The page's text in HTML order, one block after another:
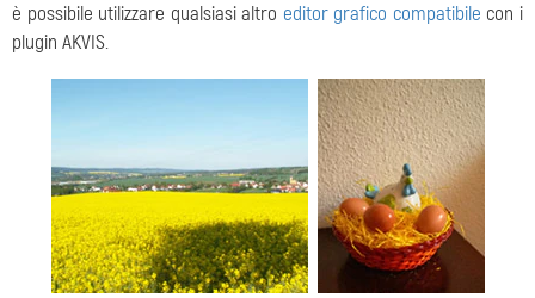
è possibile utilizzare qualsiasi altro editor grafico compatibile con i
plugin AKVIS.